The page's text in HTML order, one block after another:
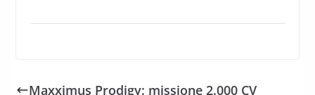
Maxximus Prodigy: missione 2.000 CV